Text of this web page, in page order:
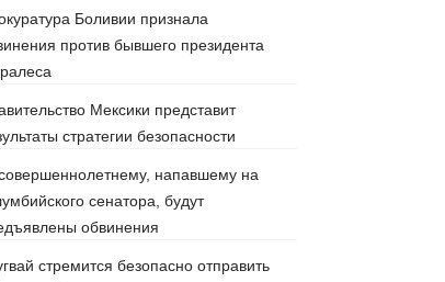
Боливии признала
против бывшего президента
Мексики представит
стратегии безопасности
напавшему на
сенатора, будут
обвинения
стремится безопасно отправить